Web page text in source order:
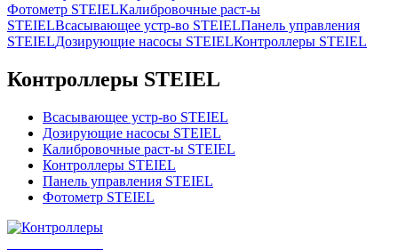
Фотометр STEIELКалибровочные раст-ы
STEIELВсасывающее устр-во STEIELПанель управления
STEIELДозирующие насосы STEIELКонтроллеры STEIEL
Контроллеры STEIEL
Всасывающее устр-во STEIEL
Дозирующие насосы STEIEL
Калибровочные раст-ы STEIEL
Контроллеры STEIEL
Панель управления STEIEL
Фотометр STEIEL